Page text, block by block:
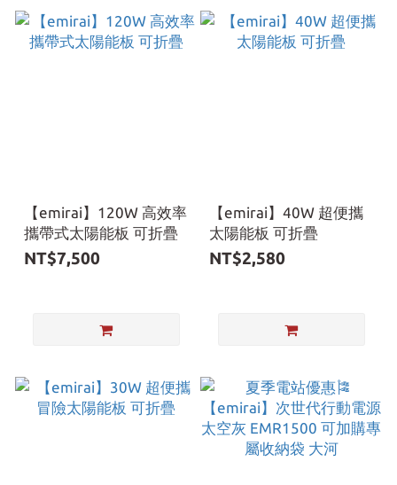
【emirai】120W 高效率
攜帶式太陽能板 可折疊
NT$7,500
【emirai】40W 超便攜
太陽能板 可折疊
NT$2,580